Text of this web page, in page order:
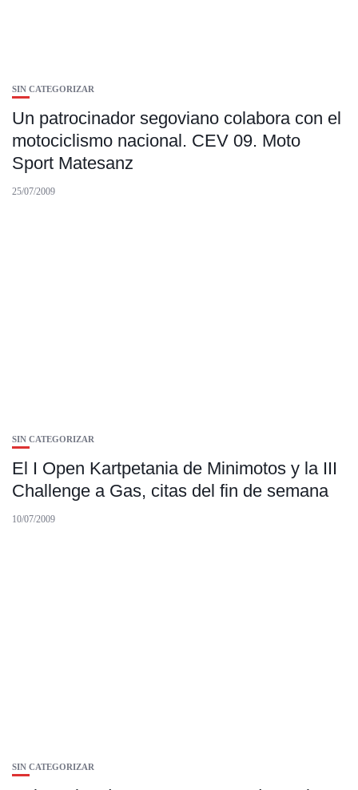
SIN CATEGORIZAR
Un patrocinador segoviano colabora con el
motociclismo nacional. CEV 09. Moto
Sport Matesanz
25/07/2009
SIN CATEGORIZAR
El I Open Kartpetania de Minimotos y la III
Challenge a Gas, citas del fin de semana
10/07/2009
SIN CATEGORIZAR